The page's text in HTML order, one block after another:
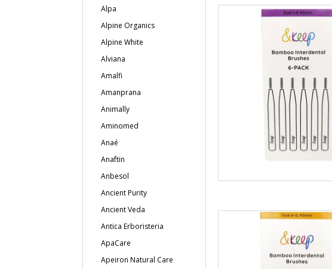
Alpa
Alpine Organics
Alpine White
Alviana
Amalfi
Amanprana
Animally
Aminomed
Anaé
Anaftin
Anbesol
Ancient Purity
Ancient Veda
Antica Erboristeria
ApaCare
Apeiron Natural Care